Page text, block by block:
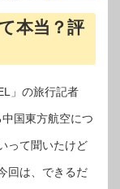
本当？評
」の旅行記者
国東方航空につ
って聞いたけど
回は、できるだ